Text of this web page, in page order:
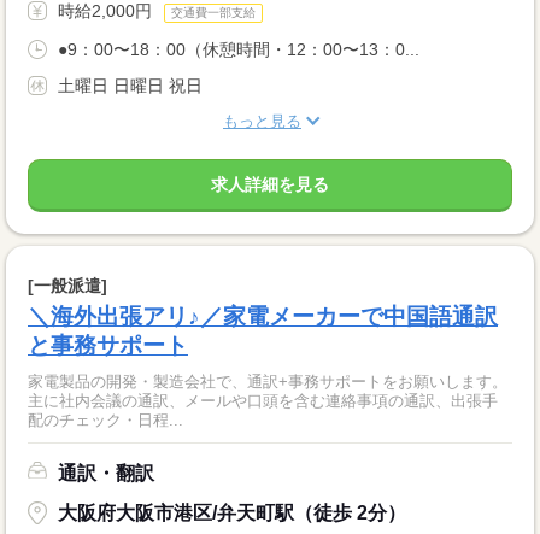
時給2,000円 交通費一部支給
●9：00〜18：00（休憩時間・12：00〜13：0...
土曜日 日曜日 祝日
もっと見る
求人詳細を見る
[一般派遣]
＼海外出張アリ♪／家電メーカーで中国語通訳
と事務サポート
家電製品の開発・製造会社で、通訳+事務サポートをお願いします。
主に社内会議の通訳、メールや口頭を含む連絡事項の通訳、出張手
配のチェック・日程...
通訳・翻訳
大阪府大阪市港区/弁天町駅（徒歩 2分）